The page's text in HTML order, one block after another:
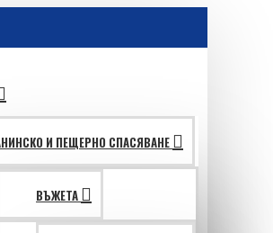
И ПЕЩЕРНО СПАСЯВАНЕ
ВЪЖЕТА